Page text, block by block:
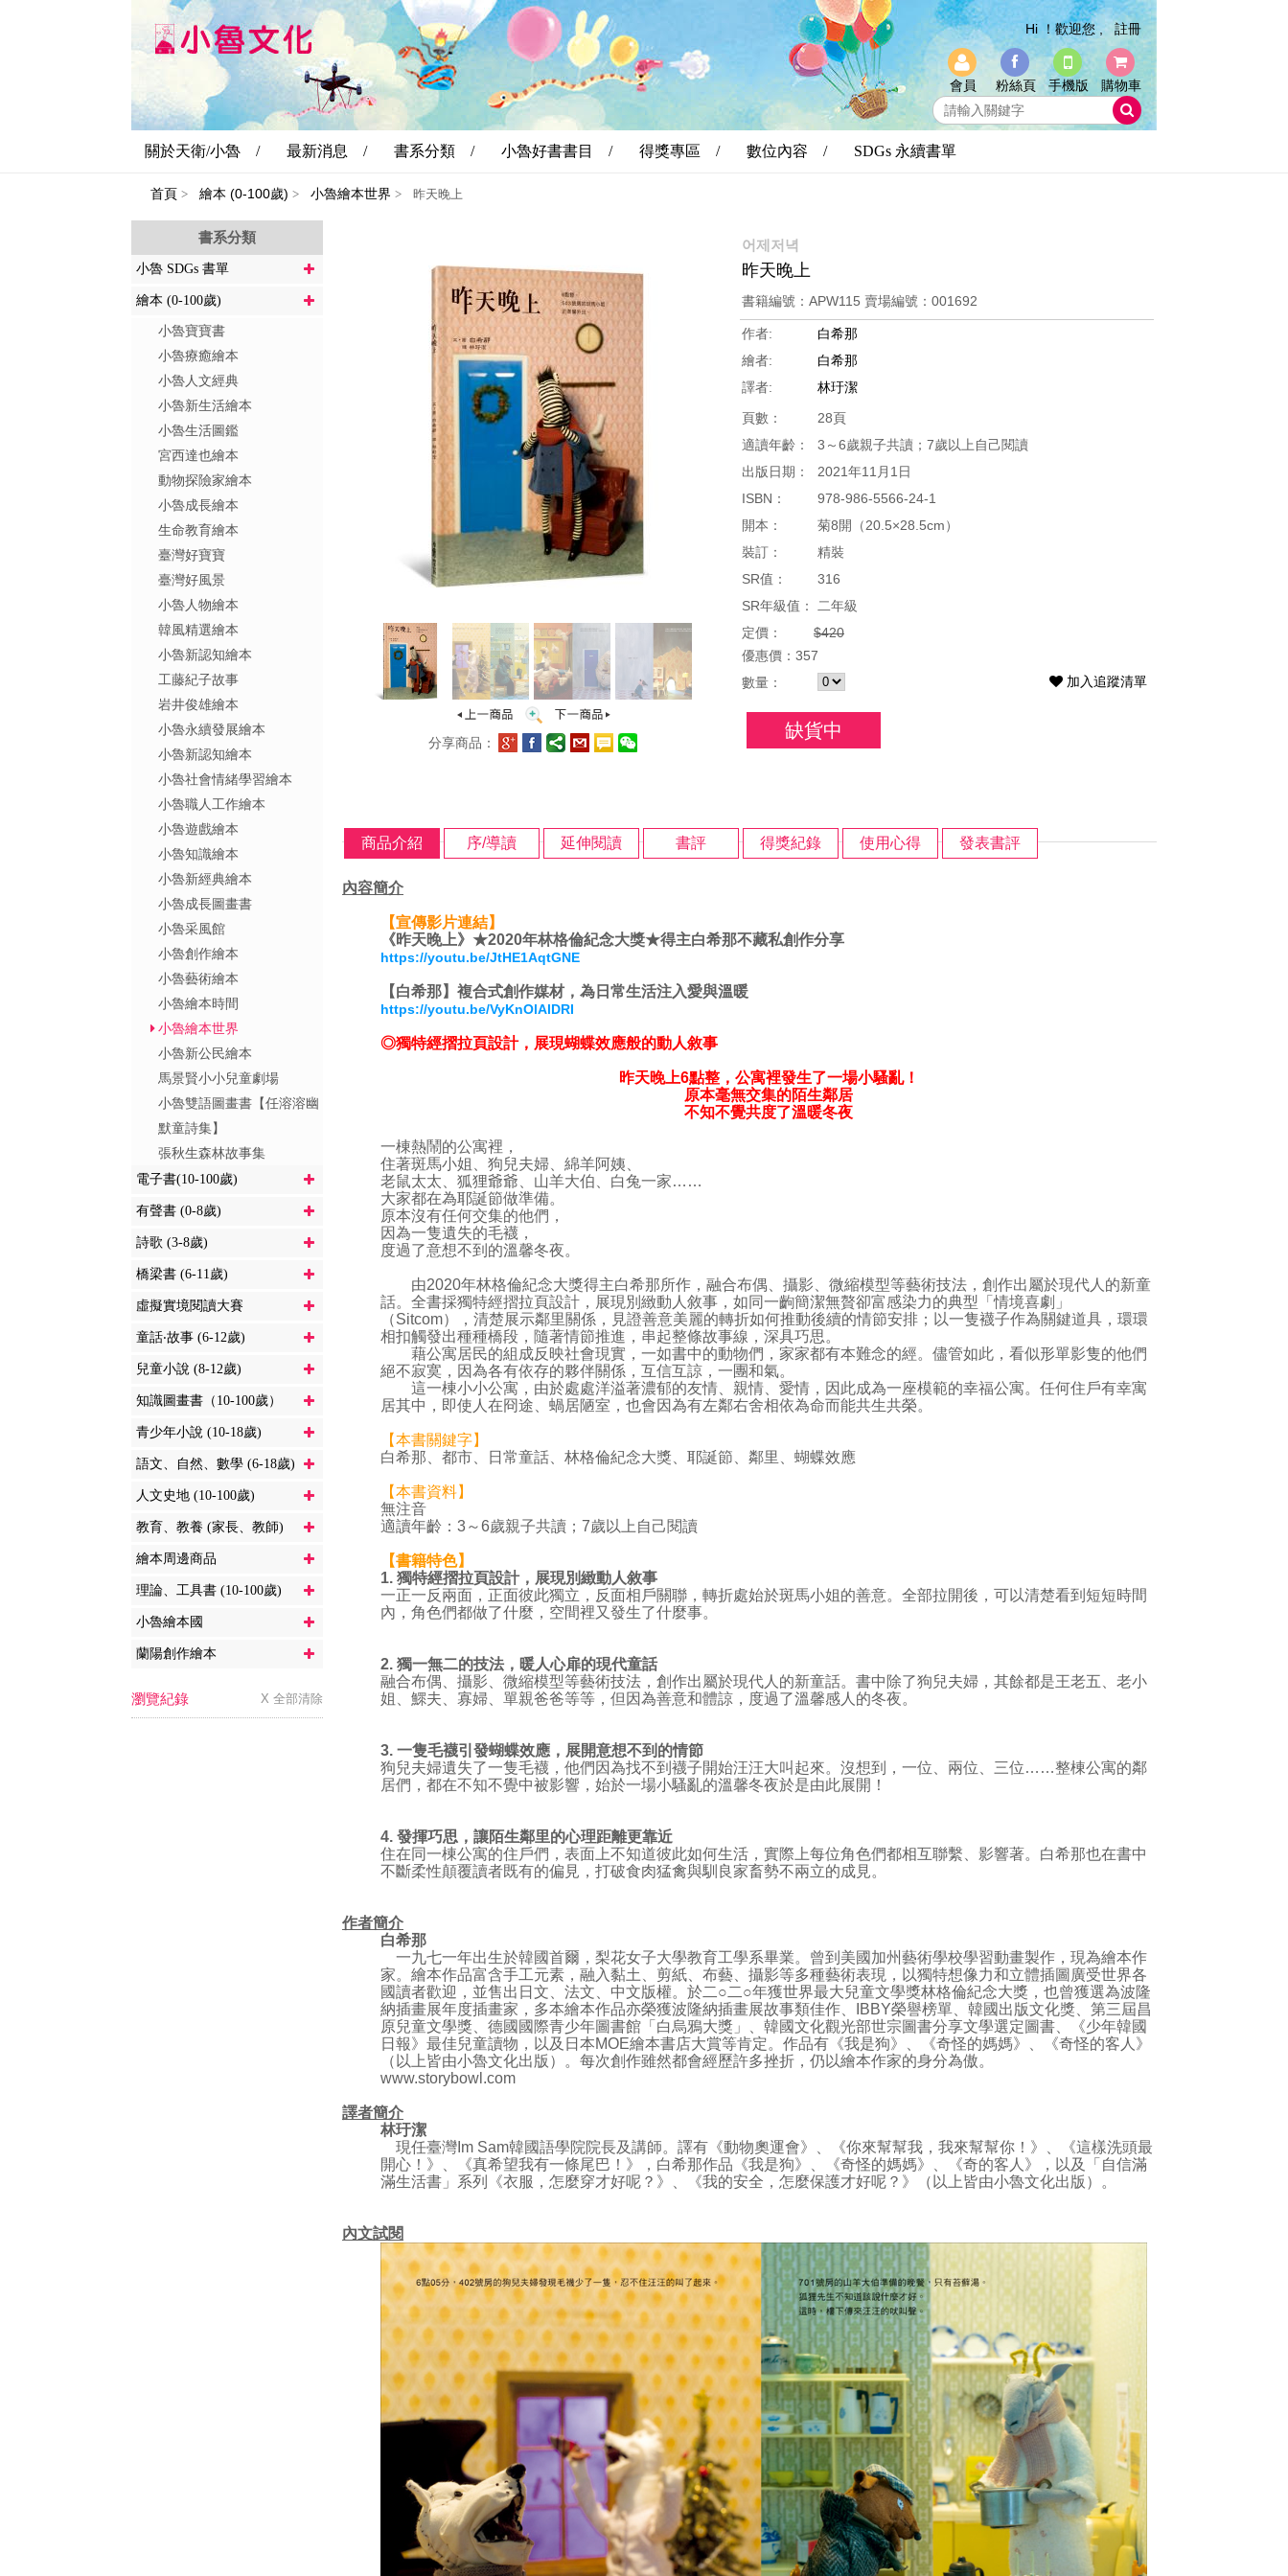
Hi ！歡迎您 , 註冊
會員 粉絲頁 手機版 購物車
關於天衛/小魯 / 最新消息 / 書系分類 / 小魯好書書目 / 得獎專區 / 數位內容 / SDGs 永續書單
首頁 > 繪本 (0-100歲) > 小魯繪本世界 > 昨天晚上
書系分類
小魯 SDGs 書單
繪本 (0-100歲)
小魯寶寶書
小魯療癒繪本
小魯人文經典
小魯新生活繪本
小魯生活圖鑑
宮西達也繪本
動物探險家繪本
小魯成長繪本
生命教育繪本
臺灣好寶寶
臺灣好風景
小魯人物繪本
韓風精選繪本
小魯新認知繪本
工藤紀子故事
岩井俊雄繪本
小魯永續發展繪本
小魯新認知繪本
小魯社會情緒學習繪本
小魯職人工作繪本
小魯遊戲繪本
小魯知識繪本
小魯新經典繪本
小魯成長圖畫書
小魯采風館
小魯創作繪本
小魯藝術繪本
小魯繪本時間
小魯繪本世界
小魯新公民繪本
馬景賢小小兒童劇場
小魯雙語圖畫書【任溶溶幽
默童詩集】
張秋生森林故事集
電子書(10-100歲)
有聲書 (0-8歲)
詩歌 (3-8歲)
橋梁書 (6-11歲)
虛擬實境閱讀大賽
童話‧故事 (6-12歲)
兒童小說 (8-12歲)
知識圖畫書（10-100歲）
青少年小說 (10-18歲)
語文、自然、數學 (6-18歲)
人文史地 (10-100歲)
教育、教養 (家長、教師)
繪本周邊商品
理論、工具書 (10-100歲)
小魯繪本國
蘭陽創作繪本
瀏覽紀錄 X 全部清除
分享商品：
어제저녁
昨天晚上
書籍編號：APW115 賣場編號：001692
作者:
白希那
繪者:
白希那
譯者:
林玗潔
頁數：
28頁
適讀年齡：
3～6歲親子共讀；7歲以上自己閱讀
出版日期：
2021年11月1日
ISBN：
978-986-5566-24-1
開本：
菊8開（20.5×28.5cm）
裝訂：
精裝
SR值：
316
SR年級值：
二年級
定價：
$420
優惠價： 357
數量：
加入追蹤清單
缺貨中
商品介紹 序/導讀 延伸閱讀 書評 得獎紀錄 使用心得 發表書評
內容簡介
【宣傳影片連結】
《昨天晚上》★2020年林格倫紀念大獎★得主白希那不藏私創作分享
https://youtu.be/JtHE1AqtGNE
【白希那】複合式創作媒材，為日常生活注入愛與溫暖
https://youtu.be/VyKnOlAlDRI
◎獨特經摺拉頁設計，展現蝴蝶效應般的動人敘事
昨天晚上6點整，公寓裡發生了一場小騷亂！
原本毫無交集的陌生鄰居
不知不覺共度了溫暖冬夜
一棟熱鬧的公寓裡，
住著斑馬小姐、狗兒夫婦、綿羊阿姨、
老鼠太太、狐狸爺爺、山羊大伯、白兔一家……
大家都在為耶誕節做準備。
原本沒有任何交集的他們，
因為一隻遺失的毛襪，
度過了意想不到的溫馨冬夜。
由2020年林格倫紀念大獎得主白希那所作，融合布偶、攝影、微縮模型等藝術技法，創作出屬於現代人的新童
話。全書採獨特經摺拉頁設計，展現別緻動人敘事，如同一齣簡潔無贅卻富感染力的典型「情境喜劇」
（Sitcom），清楚展示鄰里關係，見證善意美麗的轉折如何推動後續的情節安排；以一隻襪子作為關鍵道具，環環
相扣觸發出種種橋段，隨著情節推進，串起整條故事線，深具巧思。
藉公寓居民的組成反映社會現實，一如書中的動物們，家家都有本難念的經。儘管如此，看似形單影隻的他們
絕不寂寞，因為各有依存的夥伴關係，互信互諒，一團和氣。
這一棟小小公寓，由於處處洋溢著濃郁的友情、親情、愛情，因此成為一座模範的幸福公寓。任何住戶有幸寓
居其中，即使人在冏途、蝸居陋室，也會因為有左鄰右舍相依為命而能共生共榮。
【本書關鍵字】
白希那、都市、日常童話、林格倫紀念大獎、耶誕節、鄰里、蝴蝶效應
【本書資料】
無注音
適讀年齡：3～6歲親子共讀；7歲以上自己閱讀
【書籍特色】
1. 獨特經摺拉頁設計，展現別緻動人敘事
一正一反兩面，正面彼此獨立，反面相戶關聯，轉折處始於斑馬小姐的善意。全部拉開後，可以清楚看到短短時間
內，角色們都做了什麼，空間裡又發生了什麼事。
2. 獨一無二的技法，暖人心扉的現代童話
融合布偶、攝影、微縮模型等藝術技法，創作出屬於現代人的新童話。書中除了狗兒夫婦，其餘都是王老五、老小
姐、鰥夫、寡婦、單親爸爸等等，但因為善意和體諒，度過了溫馨感人的冬夜。
3. 一隻毛襪引發蝴蝶效應，展開意想不到的情節
狗兒夫婦遺失了一隻毛襪，他們因為找不到襪子開始汪汪大叫起來。沒想到，一位、兩位、三位……整棟公寓的鄰
居們，都在不知不覺中被影響，始於一場小騷亂的溫馨冬夜於是由此展開！
4. 發揮巧思，讓陌生鄰里的心理距離更靠近
住在同一棟公寓的住戶們，表面上不知道彼此如何生活，實際上每位角色們都相互聯繫、影響著。白希那也在書中
不斷柔性顛覆讀者既有的偏見，打破食肉猛禽與馴良家畜勢不兩立的成見。
作者簡介
白希那
一九七一年出生於韓國首爾，梨花女子大學教育工學系畢業。曾到美國加州藝術學校學習動畫製作，現為繪本作
家。繪本作品富含手工元素，融入黏土、剪紙、布藝、攝影等多種藝術表現，以獨特想像力和立體插圖廣受世界各
國讀者歡迎，並售出日文、法文、中文版權。於二○二○年獲世界最大兒童文學獎林格倫紀念大獎，也曾獲選為波隆
納插畫展年度插畫家，多本繪本作品亦榮獲波隆納插畫展故事類佳作、IBBY榮譽榜單、韓國出版文化獎、第三屆昌
原兒童文學獎、德國國際青少年圖書館「白烏鴉大獎」、韓國文化觀光部世宗圖書分享文學選定圖書、《少年韓國
日報》最佳兒童讀物，以及日本MOE繪本書店大賞等肯定。作品有《我是狗》、《奇怪的媽媽》、《奇怪的客人》
（以上皆由小魯文化出版）。每次創作雖然都會經歷許多挫折，仍以繪本作家的身分為傲。
www.storybowl.com
譯者簡介
林玗潔
現任臺灣Im Sam韓國語學院院長及講師。譯有《動物奧運會》、《你來幫幫我，我來幫幫你！》、《這樣洗頭最
開心！》、《真希望我有一條尾巴！》，白希那作品《我是狗》、《奇怪的媽媽》、《奇的客人》，以及「自信滿
滿生活書」系列《衣服，怎麼穿才好呢？》、《我的安全，怎麼保護才好呢？》（以上皆由小魯文化出版）。
內文試閱